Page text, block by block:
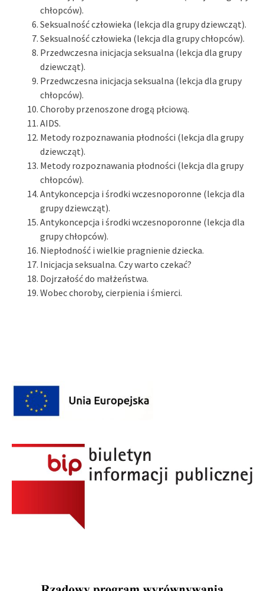
chłopców).
Seksualność człowieka (lekcja dla grupy dziewcząt).
Seksualność człowieka (lekcja dla grupy chłopców).
Przedwczesna inicjacja seksualna (lekcja dla grupy
dziewcząt).
Przedwczesna inicjacja seksualna (lekcja dla grupy
chłopców).
Choroby przenoszone drogą płciową.
AIDS.
Metody rozpoznawania płodności (lekcja dla grupy
dziewcząt).
Metody rozpoznawania płodności (lekcja dla grupy
chłopców).
Antykoncepcja i środki wczesnoporonne (lekcja dla
grupy dziewcząt).
Antykoncepcja i środki wczesnoporonne (lekcja dla
grupy chłopców).
Niepłodność i wielkie pragnienie dziecka.
Inicjacja seksualna. Czy warto czekać?
Dojrzałość do małżeństwa.
Wobec choroby, cierpienia i śmierci.